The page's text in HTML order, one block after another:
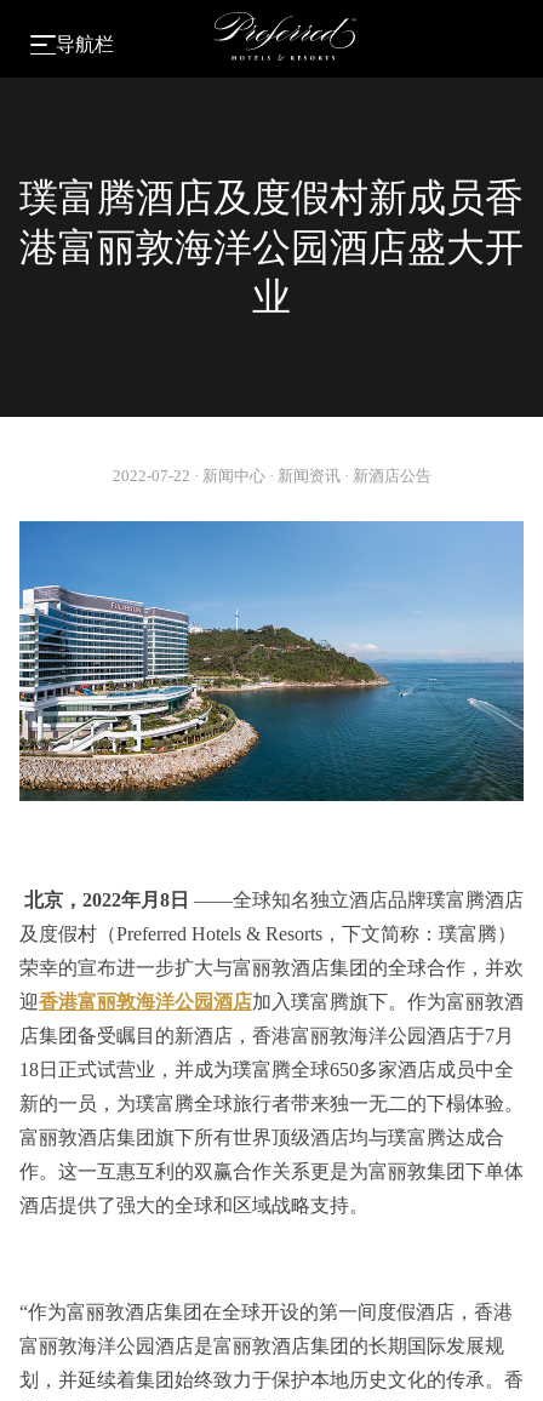
导航栏
璞富腾酒店及度假村新成员香
港富丽敦海洋公园酒店盛大开
业
2022-07-22 · 新闻中心· 新闻资讯· 新酒店公告
北京，2022年月8日 ——全球知名独立酒店品牌璞富腾酒店
及度假村（Preferred Hotels & Resorts，下文简称：璞富腾）
荣幸的宣布进一步扩大与富丽敦酒店集团的全球合作，并欢
迎香港富丽敦海洋公园酒店加入璞富腾旗下。作为富丽敦酒
店集团备受瞩目的新酒店，香港富丽敦海洋公园酒店于7月
18日正式试营业，并成为璞富腾全球650多家酒店成员中全
新的一员，为璞富腾全球旅行者带来独一无二的下榻体验。
富丽敦酒店集团旗下所有世界顶级酒店均与璞富腾达成合
作。这一互惠互利的双赢合作关系更是为富丽敦集团下单体
酒店提供了强大的全球和区域战略支持。
“作为富丽敦酒店集团在全球开设的第一间度假酒店，香港
富丽敦海洋公园酒店是富丽敦酒店集团的长期国际发展规
划，并延续着集团始终致力于保护本地历史文化的传承。香